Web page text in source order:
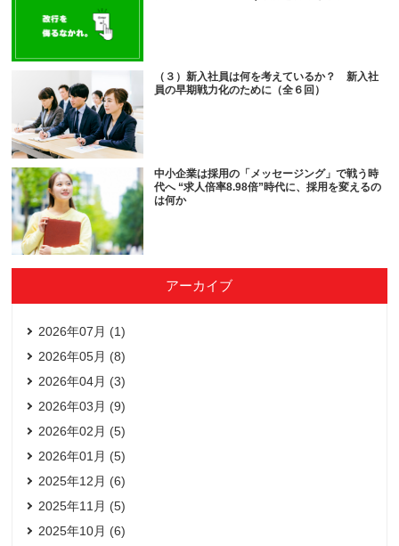
（３）新入社員は何を考えているか？ 新入社
員の早期戦力化のために（全６回）
中小企業は採用の「メッセージング」で戦う時
代へ “求人倍率8.98倍”時代に、採用を変えるの
は何か
アーカイブ
2026年07月 (1)
2026年05月 (8)
2026年04月 (3)
2026年03月 (9)
2026年02月 (5)
2026年01月 (5)
2025年12月 (6)
2025年11月 (5)
2025年10月 (6)